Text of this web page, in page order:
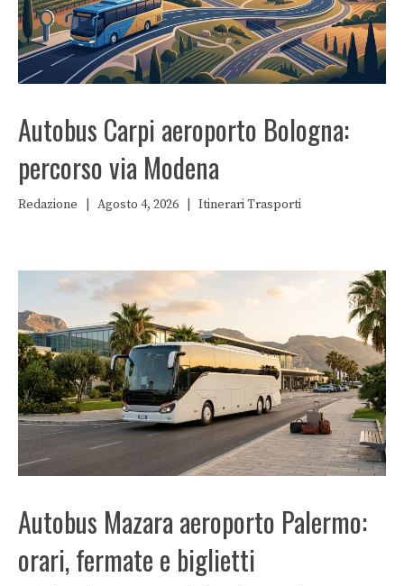
Autobus Carpi aeroporto Bologna:
percorso via Modena
Redazione Agosto 4, 2026 ItinerariTrasporti
Autobus Mazara aeroporto Palermo:
orari, fermate e biglietti